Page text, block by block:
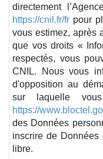
directement
https://cnil.fr/fr pour
vous estimez, après
que vos droits «
respectés, vous
CNIL. Nous vous
d'opposition au
sur laquelle
https://
des Données
inscrire de
libre.